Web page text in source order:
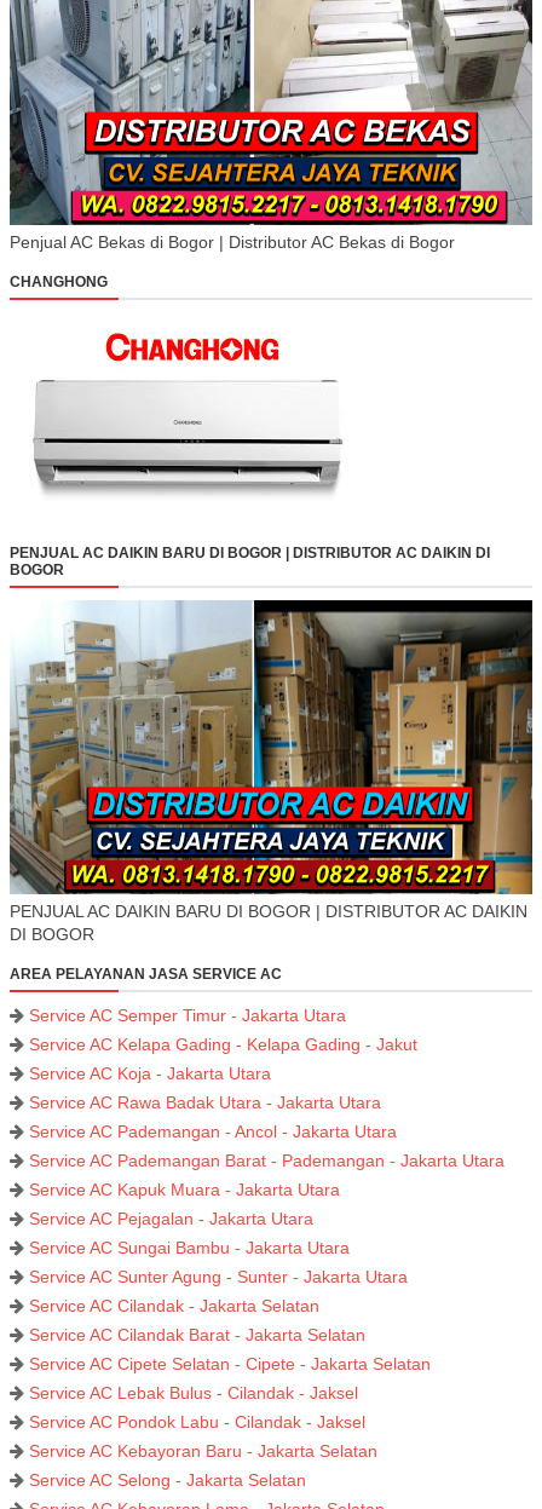
Penjual AC Bekas di Bogor | Distributor AC Bekas di Bogor
CHANGHONG
PENJUAL AC DAIKIN BARU DI BOGOR | DISTRIBUTOR AC DAIKIN DI
BOGOR
PENJUAL AC DAIKIN BARU DI BOGOR | DISTRIBUTOR AC DAIKIN
DI BOGOR
AREA PELAYANAN JASA SERVICE AC
Service AC Semper Timur - Jakarta Utara
Service AC Kelapa Gading - Kelapa Gading - Jakut
Service AC Koja - Jakarta Utara
Service AC Rawa Badak Utara - Jakarta Utara
Service AC Pademangan - Ancol - Jakarta Utara
Service AC Pademangan Barat - Pademangan - Jakarta Utara
Service AC Kapuk Muara - Jakarta Utara
Service AC Pejagalan - Jakarta Utara
Service AC Sungai Bambu - Jakarta Utara
Service AC Sunter Agung - Sunter - Jakarta Utara
Service AC Cilandak - Jakarta Selatan
Service AC Cilandak Barat - Jakarta Selatan
Service AC Cipete Selatan - Cipete - Jakarta Selatan
Service AC Lebak Bulus - Cilandak - Jaksel
Service AC Pondok Labu - Cilandak - Jaksel
Service AC Kebayoran Baru - Jakarta Selatan
Service AC Selong - Jakarta Selatan